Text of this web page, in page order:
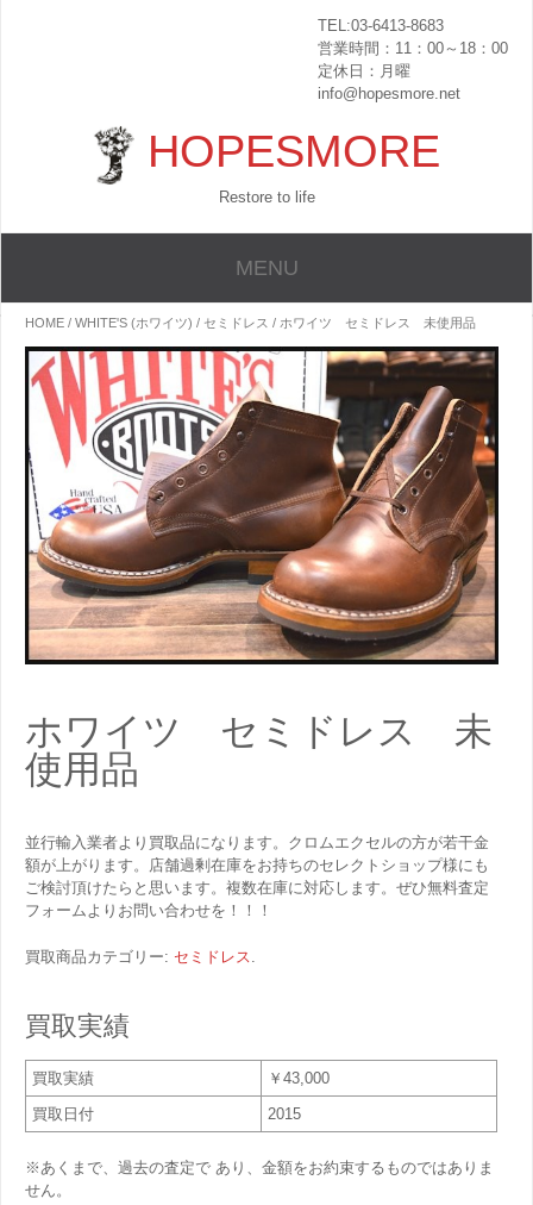
TEL:03-6413-8683
営業時間：11：00～18：00
定休日：月曜
info@hopesmore.net
HOPESMORE
Restore to life
MENU
HOME / WHITE'S (ホワイツ) / セミドレス / ホワイツ セミドレス 未使用品
ホワイツ セミドレス 未
使用品
並行輸入業者より買取品になります。クロムエクセルの方が若干金
額が上がります。店舗過剰在庫をお持ちのセレクトショップ様にも
ご検討頂けたらと思います。複数在庫に対応します。ぜひ無料査定
フォームよりお問い合わせを！！！
買取商品カテゴリー: セミドレス
買取実績
買取実績
￥43,000
買取日付
2015
※あくまで、過去の査定で あり、金額をお約束するものではありま
せん。